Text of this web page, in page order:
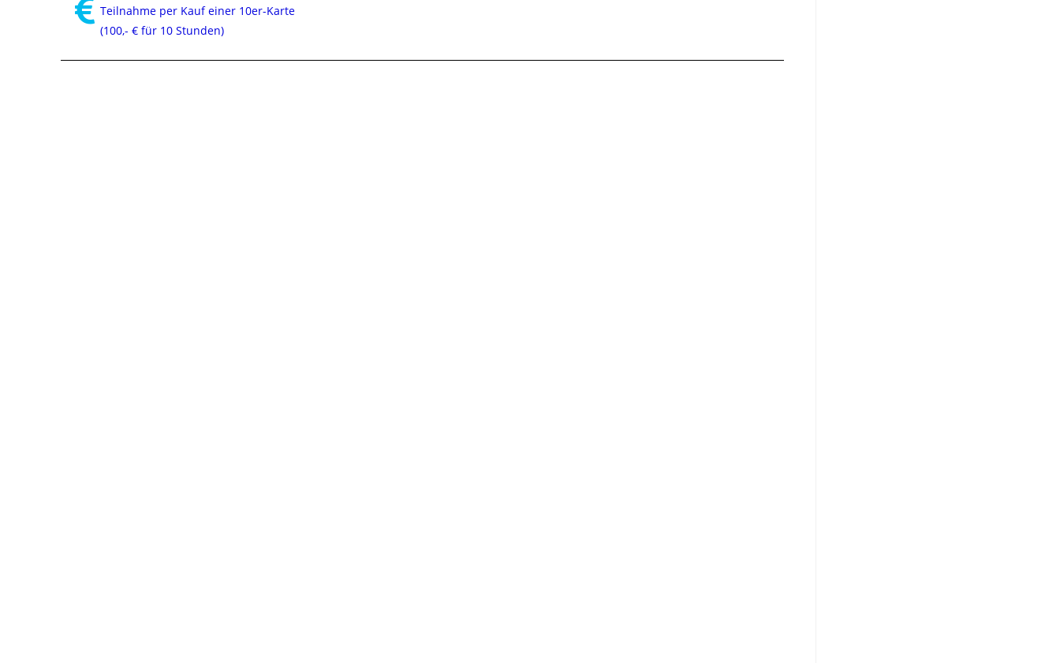
Teilnahme per Kauf einer 10er-Karte
(100,- € für 10 Stunden)